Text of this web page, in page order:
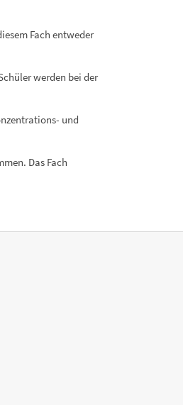
Fach entweder
werden bei der
und
Das Fach